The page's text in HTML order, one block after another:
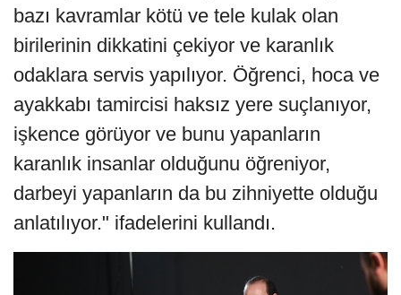
bazı kavramlar kötü ve tele kulak olan
birilerinin dikkatini çekiyor ve karanlık
odaklara servis yapılıyor. Öğrenci, hoca ve
ayakkabı tamircisi haksız yere suçlanıyor,
işkence görüyor ve bunu yapanların
karanlık insanlar olduğunu öğreniyor,
darbeyi yapanların da bu zihniyette olduğu
anlatılıyor." ifadelerini kullandı.